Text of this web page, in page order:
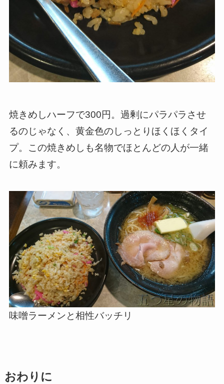
焼きめしハーフで300円。過剰にパラパラさせ
るのじゃなく、黄金色のしっとりほくほくタイ
プ。この焼きめしも名物でほとんどの人が一緒
に頼みます。
味噌ラーメンと相性バッチリ
おわりに